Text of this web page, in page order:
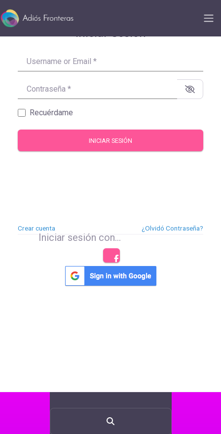
Iniciar Sesión
Username or Email *
Contraseña *
Recuérdame
INICIAR SESIÓN
Crear cuenta ¿Olvidó Contraseña?
Iniciar sesión con...